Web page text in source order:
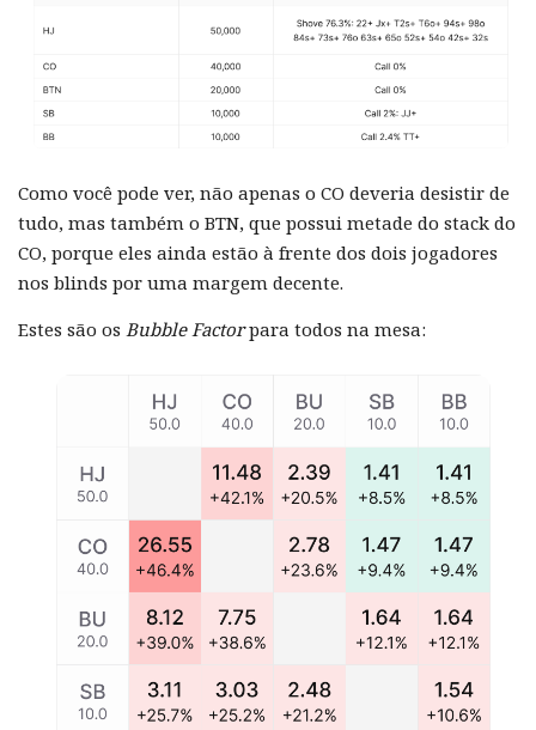
Como você pode ver, não apenas o CO deveria desistir de
tudo, mas também o BTN, que possui metade do stack do
CO, porque eles ainda estão à frente dos dois jogadores
nos blinds por uma margem decente.
Estes são os Bubble Factorpara todos na mesa: